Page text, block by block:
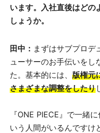
います。入社直後はどの
しょうか。
田中： まずはサブプロデ
ューサーのお手伝いをし
た。基本的には、 版権元
さまざまな調整をしたり
『ONE PIECE』で一緒
いう人間がいるんですけ